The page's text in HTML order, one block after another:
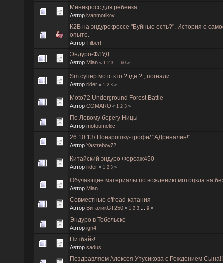
Миникросс для ребенка
Автор ivanmotikov
К2В на эндурокроссе "Буйные есть?". История о
опыте.
Автор Tilbert
Эндуро-ФЛУД
Автор Mian « 1 2 3 ... 60 »
Sm супер мото кто ? где ? , погнали ...
Автор rider « 1 2 3 »
Moto72 Underground Forest Battle
Автор COMARO « 1 2 3 »
По Левому берегу Ницы
Автор motoumelec
26.10.13/ Понарошку-трофи/ "АДреналин!"
Автор Yastrebov72
Китайский эндуро Форсаж450
Автор rider « 1 2 3 »
Обучающие материалы по вождению мотоцкла на
Автор Mian
Совместные offroad-катания
Автор ВиталикGT250 « 1 2 3 ... 9 »
Эндуро в Тобольске
Автор ign4
Питбайк!
Автор sadus
Поздравляем Алексея Утусикова с Рождением